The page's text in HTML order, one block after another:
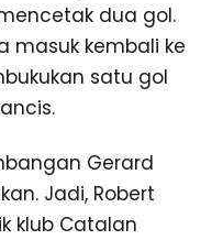
dua gol.
masuk kembali ke
satu gol
Gerard
Jadi, Robert
klub Catalan